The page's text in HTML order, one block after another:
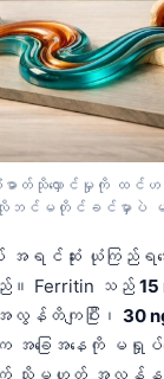
ာတ်သိုလှောင်မှုကို ထင်ဟပ်တ
မတိုင်ခင်မှာပဲ မကြာ
ရင်ဆုံး ယုံကြည်ရသေ
။ Ferritin သည်
လွန်တိကျပြီး၊ 30
က အခြေအနေကို မရှုပ်